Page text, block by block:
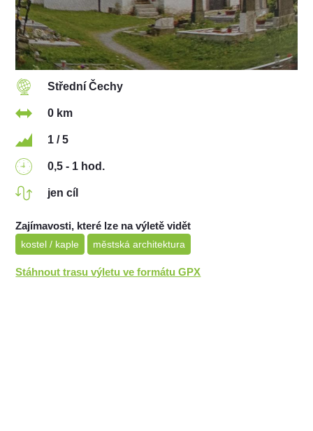
Střední Čechy
0 km
1 / 5
0,5 - 1 hod.
jen cíl
Zajímavosti, které lze na výletě vidět
kostel / kaple městská architektura
Stáhnout trasu výletu ve formátu GPX